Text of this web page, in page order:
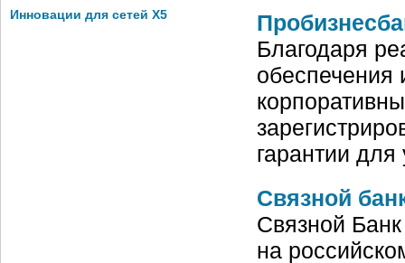
Инновации для сетей X5
Благодаря
обеспечения
гарантии
Связной
Связной
на